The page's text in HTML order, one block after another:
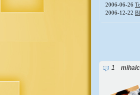
2006-06-26
2006-12-22
1